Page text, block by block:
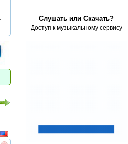
Слушать или Скачать?
Доступ к музыкальному сервису